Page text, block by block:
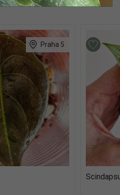
Praha 5